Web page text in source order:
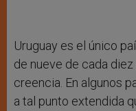
Uruguay es el único
de nueve de cada
creencia. En algunos
a tal punto extendida